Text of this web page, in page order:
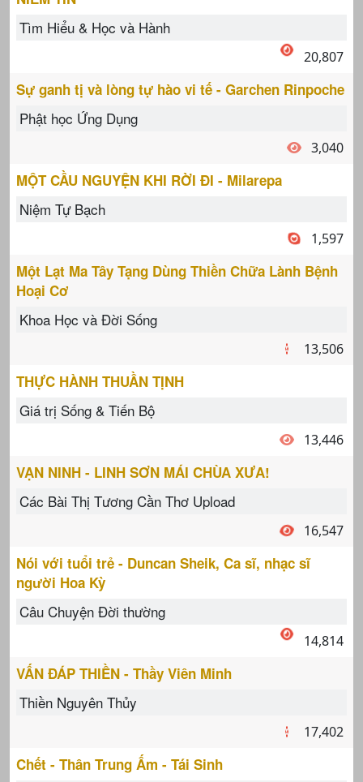
Tìm Hiểu & Học và Hành
20,807
Sự ganh tị và lòng tự hào vi tế - Garchen Rinpoche
Phật học Ứng Dụng
3,040
MỘT CẦU NGUYỆN KHI RỜI ĐI - Milarepa
Niệm Tự Bạch
1,597
Một Lạt Ma Tây Tạng Dùng Thiền Chữa Lành Bệnh
Hoại Cơ
Khoa Học và Đời Sống
13,506
THỰC HÀNH THUẦN TỊNH
Giá trị Sống & Tiến Bộ
13,446
VẠN NINH - LINH SƠN MÁI CHÙA XƯA!
Các Bài Thị Tương Cần Thơ Upload
16,547
Nói với tuổi trẻ - Duncan Sheik, Ca sĩ, nhạc sĩ
người Hoa Kỳ
Câu Chuyện Đời thường
14,814
VẤN ĐÁP THIỀN - Thầy Viên Minh
Thiền Nguyên Thủy
17,402
Chết - Thân Trung Ấm - Tái Sinh